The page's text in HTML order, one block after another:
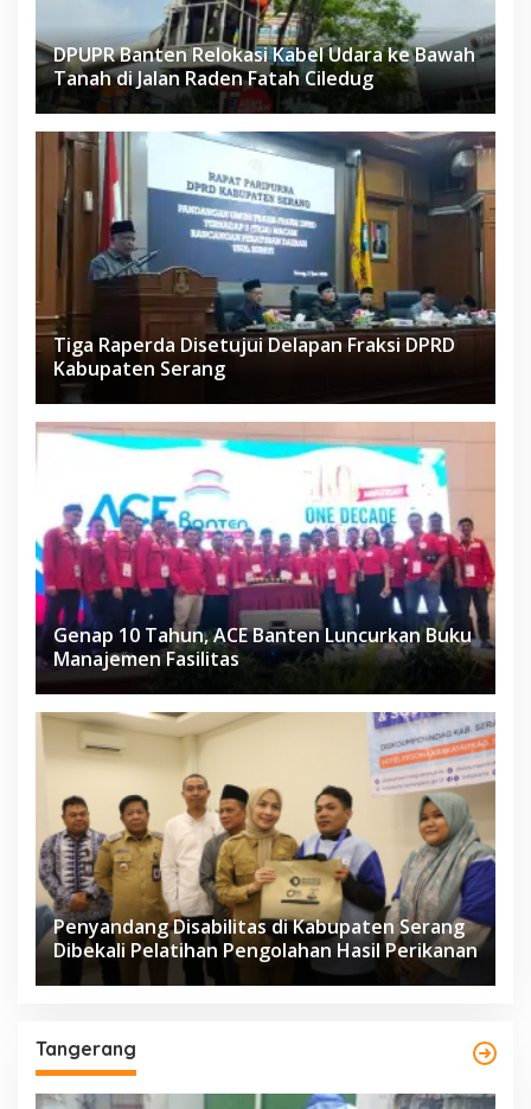
DPUPR Banten Relokasi Kabel Udara ke Bawah
Tanah di Jalan Raden Fatah Ciledug
Tiga Raperda Disetujui Delapan Fraksi DPRD
Kabupaten Serang
Genap 10 Tahun, ACE Banten Luncurkan Buku
Manajemen Fasilitas
Penyandang Disabilitas di Kabupaten Serang
Dibekali Pelatihan Pengolahan Hasil Perikanan
Tangerang